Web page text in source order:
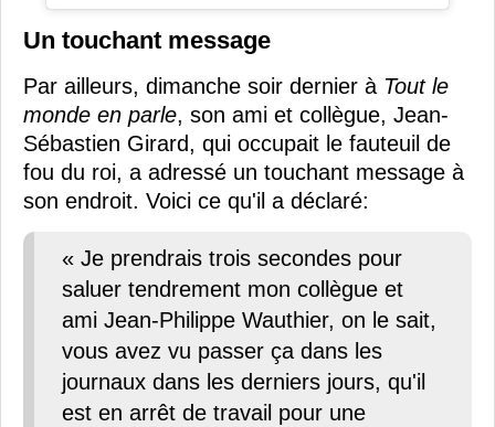
Un touchant message
Par ailleurs, dimanche soir dernier à Tout le
monde en parle, son ami et collègue, Jean-
Sébastien Girard, qui occupait le fauteuil de
fou du roi, a adressé un touchant message à
son endroit. Voici ce qu'il a déclaré:
« Je prendrais trois secondes pour
saluer tendrement mon collègue et
ami Jean-Philippe Wauthier, on le sait,
vous avez vu passer ça dans les
journaux dans les derniers jours, qu'il
est en arrêt de travail pour une